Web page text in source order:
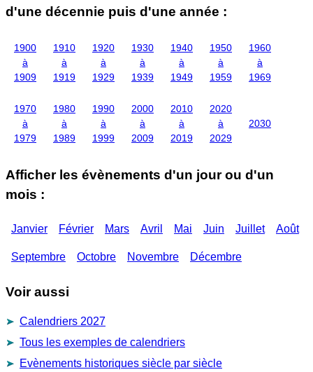
d'une décennie puis d'une année :
1900
à
1909
1910
à
1919
1920
à
1929
1930
à
1939
1940
à
1949
1950
à
1959
1960
à
1969
1970
à
1979
1980
à
1989
1990
à
1999
2000
à
2009
2010
à
2019
2020
à
2029
2030
Afficher les évènements d'un jour ou d'un
mois :
Janvier Février Mars Avril Mai Juin Juillet Août
Septembre Octobre Novembre Décembre
Voir aussi
Calendriers 2027
Tous les exemples de calendriers
Evènements historiques siècle par siècle